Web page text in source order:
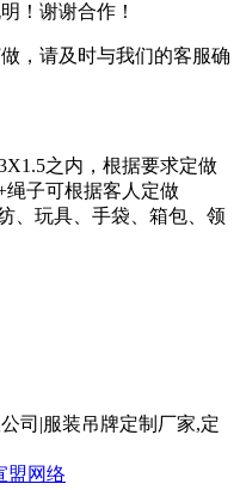
！谢谢合作！
请及时与我们的客服确
之内，根据要求定做
绳子可根据客人定做
、玩具、手袋、箱包、领
司|服装吊牌定制厂家,定
盟网络